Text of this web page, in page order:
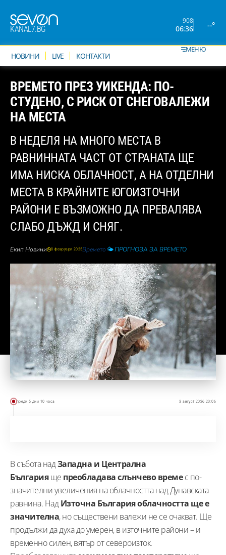
KANAL7.BG
908
06:36 --°
НОВИНИ LIVE КОНТАКТИ
МЕНЮ
ВРЕМЕТО ПРЕЗ УИКЕНДА: ПО-
СТУДЕНО, С РИСК ОТ СНЕГОВАЛЕЖИ
НА МЕСТА
В НЕДЕЛЯ НА МНОГО МЕСТА В
РАВНИННАТА ЧАСТ ОТ СТРАНАТА ЩЕ
ИМА НИСКА ОБЛАЧНОСТ, А НА ОТДЕЛНИ
МЕСТА В КРАЙНИТЕ ЮГОИЗТОЧНИ
РАЙОНИ Е ВЪЗМОЖНО ДА ПРЕВАЛЯВА
СЛАБО ДЪЖД И СНЯГ.
Екип Новини 8 февруари 2025Времето🌤️ ПРОГНОЗА ЗА ВРЕМЕТО
преди 5 дни 10 часа 3 август 2026 20:06
В събота надЗападна и Централна
Българияще преобладава слънчево времес по-
значителни увеличения на облачността над Дунавската
равнина. НадИзточна България облачността ще е
значителна, но съществени валежи не се очакват. Ще
продължи да духа до умерен, в източните райони – и
временно силен, вятър от североизток.